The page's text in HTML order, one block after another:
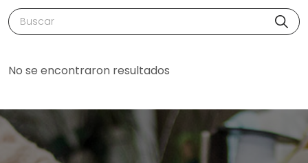
Buscar
No se encontraron resultados